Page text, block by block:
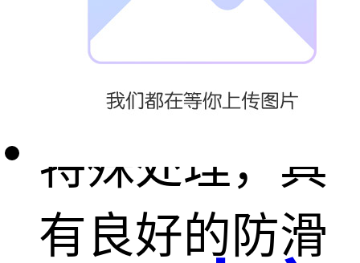
4. 防滑性能
好：表面经过
特殊处理，具
有良好的防滑